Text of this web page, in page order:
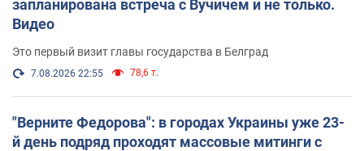
запланирована встреча с Вучичем и не только.
Видео
Это первый визит главы государства в Белград
7.08.2026 22:55 78,6 т.
"Верните Федорова": в городах Украины уже 23-
й день подряд проходят массовые митинги с